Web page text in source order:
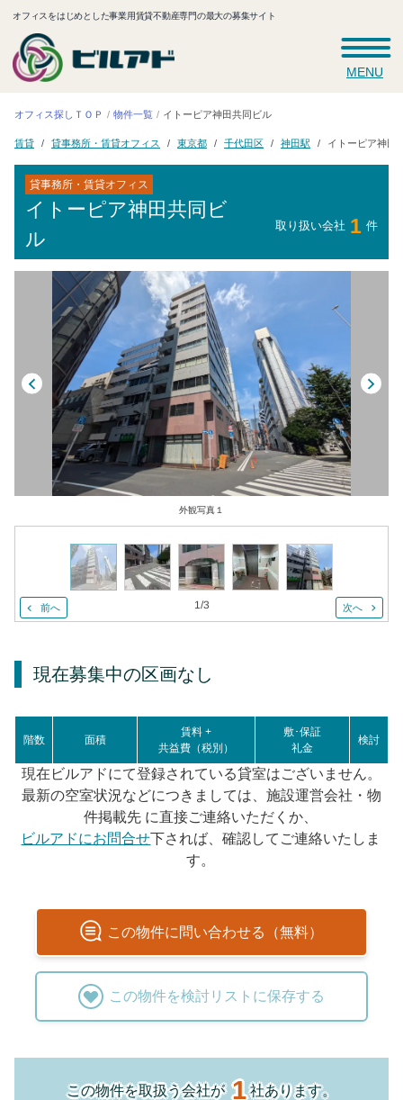
オフィスをはじめとした事業用賃貸不動産専門の最大の募集サイト
MENU
オフィス探しＴＯＰ 物件一覧 イトーピア神田共同ビル
賃貸 貸事務所・賃貸オフィス 東京都 千代田区 神田駅 イトーピア神田
貸事務所・賃貸オフィス
イトーピア神田共同ビ
ル
取り扱い会社 1 件
外観写真１
前へ 1/3 次へ
現在募集中の区画なし
階数 面積
賃料 +
共益費（税別）
敷･保証
礼金
検討
現在ビルアドにて登録されている貸室はございません。
最新の空室状況などにつきましては、施設運営会社・物
件掲載先 に直接ご連絡いただくか、
ビルアドにお問合せ下されば、確認してご連絡いたしま
す。
この物件に問い合わせる（無料）
この物件を検討リストに保存する
この物件を取扱う会社が1社あります。